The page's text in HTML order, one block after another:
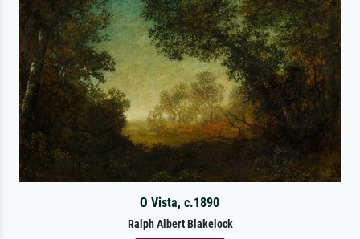
O Vista, c.1890
Ralph Albert Blakelock